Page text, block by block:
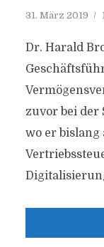
31. März 2019
Dr. Harald
zuvor bei der
wo er bislang